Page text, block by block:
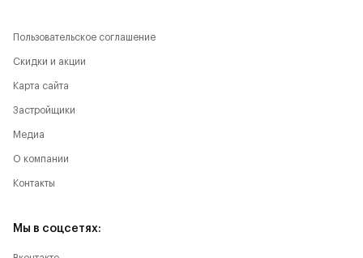
Пользовательское соглашение
Скидки и акции
Карта сайта
Застройщики
Медиа
О компании
Контакты
Мы в соцсетях: